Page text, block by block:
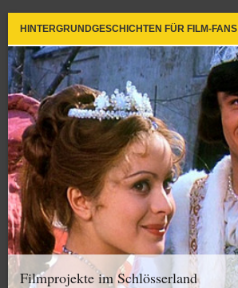
HINTERGRUNDGESCHICHTEN FÜR FILM-FANS
Filmprojekte im Schlösserland